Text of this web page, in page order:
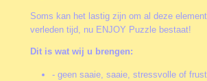
Soms kan het lastig zijn om al deze
verleden tijd, nu ENJOY Puzzle bestaat!
Dit is wat wij u brengen:
- geen saaie, saaie, stressvolle of